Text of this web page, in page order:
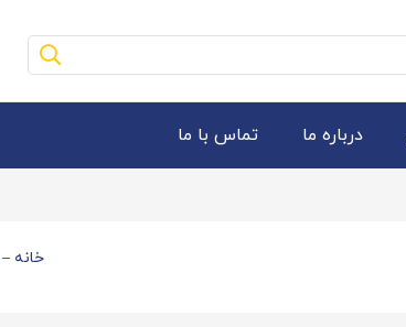
درباره ما تماس با ما
خانه –